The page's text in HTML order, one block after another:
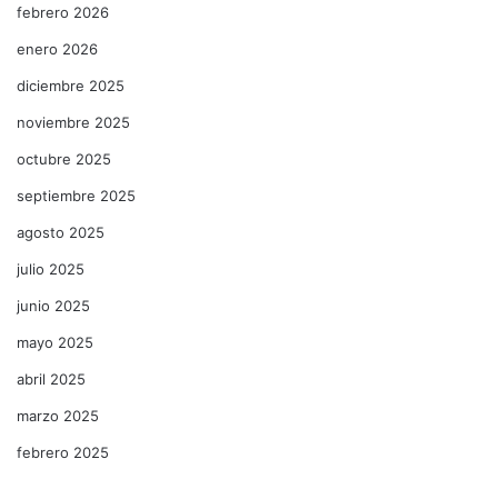
febrero 2026
enero 2026
diciembre 2025
noviembre 2025
octubre 2025
septiembre 2025
agosto 2025
julio 2025
junio 2025
mayo 2025
abril 2025
marzo 2025
febrero 2025